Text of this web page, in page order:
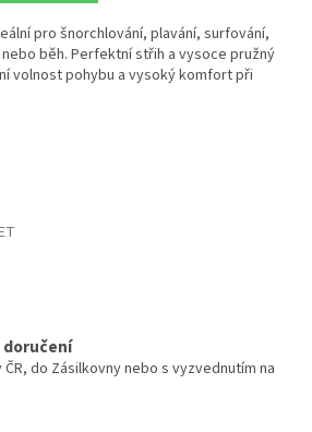
pro šnorchlování, plavání, surfování,
běh. Perfektní střih a vysoce pružný
volnost pohybu a vysoký komfort při
doručení
ČR, do Zásilkovny nebo s vyzvednutím na